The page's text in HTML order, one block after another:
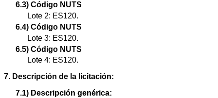
6.3) Código NUTS
Lote 2: ES120.
6.4) Código NUTS
Lote 3: ES120.
6.5) Código NUTS
Lote 4: ES120.
7. Descripción de la licitación:
7.1) Descripción genérica: